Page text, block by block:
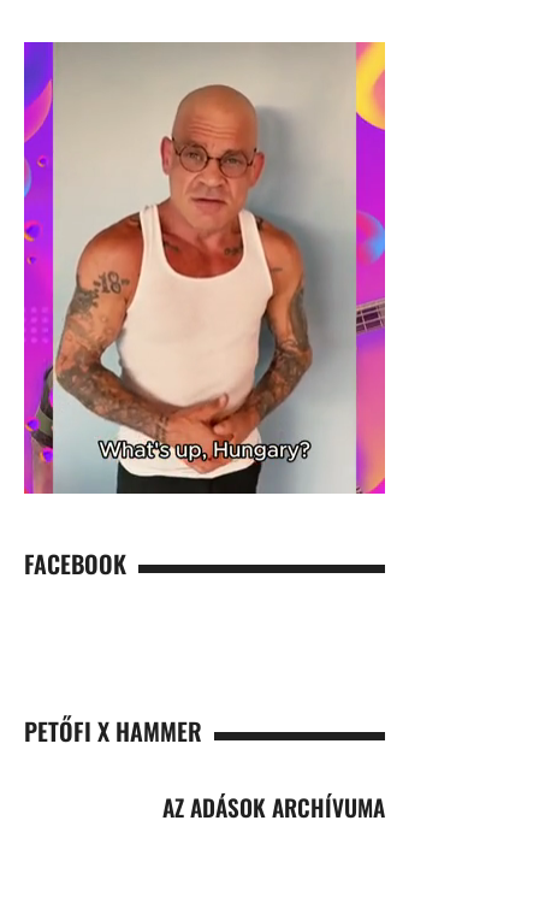
FACEBOOK
PETŐFI X HAMMER
AZ ADÁSOK ARCHÍVUMA